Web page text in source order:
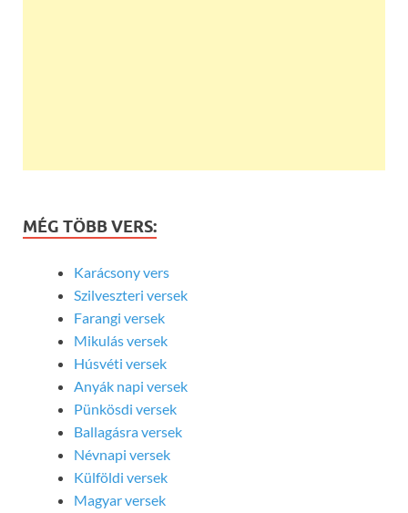
MÉG TÖBB VERS:
Karácsony vers
Szilveszteri versek
Farangi versek
Mikulás versek
Húsvéti versek
Anyák napi versek
Pünkösdi versek
Ballagásra versek
Névnapi versek
Külföldi versek
Magyar versek